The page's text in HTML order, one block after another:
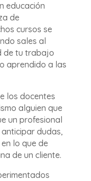
educación
de
cursos se
sales al
de tu trabajo
aprendido a las
los docentes
alguien que
un profesional
dudas,
lo que de
de un cliente.